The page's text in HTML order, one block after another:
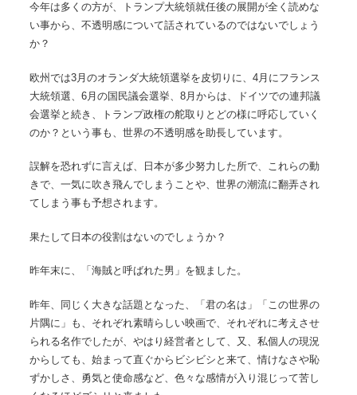
今年は多くの方が、トランプ大統領就任後の展開が全く読めな
い事から、不透明感について話されているのではないでしょう
か？
欧州では3月のオランダ大統領選挙を皮切りに、4月にフランス
大統領選、6月の国民議会選挙、8月からは、ドイツでの連邦議
会選挙と続き、トランプ政権の舵取りとどの様に呼応していく
のか？という事も、世界の不透明感を助長しています。
誤解を恐れずに言えば、日本が多少努力した所で、これらの動
きで、一気に吹き飛んでしまうことや、世界の潮流に翻弄され
てしまう事も予想されます。
果たして日本の役割はないのでしょうか？
昨年末に、「海賊と呼ばれた男」を観ました。
昨年、同じく大きな話題となった、「君の名は」「この世界の
片隅に」も、それぞれ素晴らしい映画で、それぞれに考えさせ
られる名作でしたが、やはり経営者として、又、私個人の現況
からしても、始まって直ぐからビシビシと来て、情けなさや恥
ずかしさ、勇気と使命感など、色々な感情が入り混じって苦し